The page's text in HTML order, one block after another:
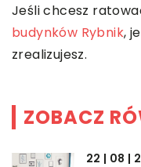
Jeśli chcesz
budynków Rybnik,
zrealizujesz.
ZOBACZ
22 | 08 |